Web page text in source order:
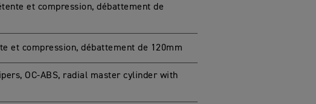
et compression, débattement de
et compression, débattement de 120mm
OC-ABS, radial master cylinder with